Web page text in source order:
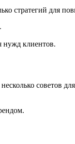
стратегий для
нужд клиентов.
советов